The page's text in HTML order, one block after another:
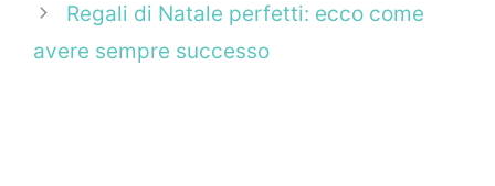
Regali di Natale perfetti: ecco come
avere sempre successo